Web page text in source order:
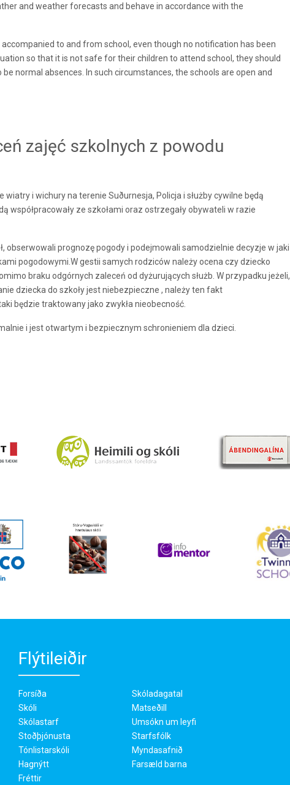
and weather forecasts and behave in accordance with the
to and from school, even though no notification has been
so that it is not safe for their children to attend school, they should
normal absences. In such circumstances, the schools are open and
zajęć szkolnych z powodu
i wichury na terenie Suðurnesja, Policja i służby cywilne będą
współpracowały ze szkołami oraz ostrzegały obywateli w razie
obserwowali prognozę pogody i podejmowali samodzielnie decyzje w jaki
pogodowymi.W gestii samych rodziców należy ocena czy dziecko
braku odgórnych zaleceń od dyżurujących służb. W przypadku jeżeli,
dziecka do szkoły jest niebezpieczne , należy ten fakt
będzie traktowany jako zwykła nieobecność.
i jest otwartym i bezpiecznym schronieniem dla dzieci.
Flýtileiðir
Forsíða
Skóli
Skólastarf
Stoðþjónusta
Tónlistarskóli
Hagnýtt
Fréttir
Skóladagatal
Matseðill
Umsókn um leyfi
Starfsfólk
Myndasafnið
Farsæld barna